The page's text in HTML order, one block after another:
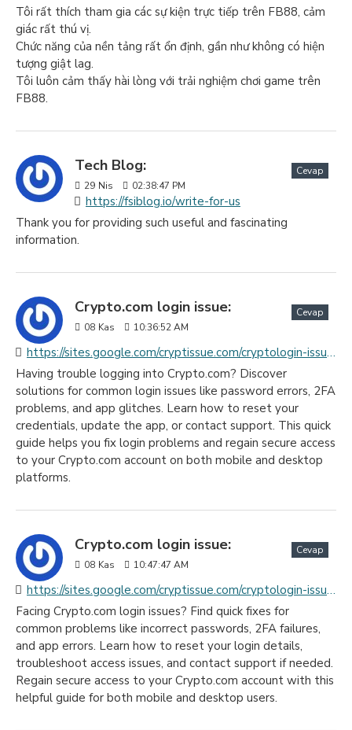
Tôi rất thích tham gia các sự kiện trực tiếp trên FB88, cảm
giác rất thú vị.
Chức năng của nền tảng rất ổn định, gần như không có hiện
tượng giật lag.
Tôi luôn cảm thấy hài lòng với trải nghiệm chơi game trên
FB88.
Tech Blog:
29 Nis 02:38:47 PM
https://fsiblog.io/write-for-us
Cevap
Thank you for providing such useful and fascinating
information.
Crypto.com login issue:
08 Kas 10:36:52 AM
https://sites.google.com/cryptissue.com/cryptologin-issues/home
Cevap
Having trouble logging into Crypto.com? Discover
solutions for common login issues like password errors, 2FA
problems, and app glitches. Learn how to reset your
credentials, update the app, or contact support. This quick
guide helps you fix login problems and regain secure access
to your Crypto.com account on both mobile and desktop
platforms.
Crypto.com login issue:
08 Kas 10:47:47 AM
https://sites.google.com/cryptissue.com/cryptologin-issue/home
Cevap
Facing Crypto.com login issues? Find quick fixes for
common problems like incorrect passwords, 2FA failures,
and app errors. Learn how to reset your login details,
troubleshoot access issues, and contact support if needed.
Regain secure access to your Crypto.com account with this
helpful guide for both mobile and desktop users.